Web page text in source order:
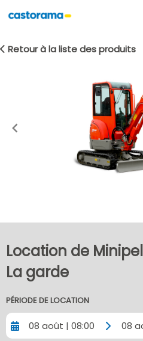
Retour à la liste des produits
Location de
La garde
PÉRIODE DE LOCATION
08 août | 08:00 08